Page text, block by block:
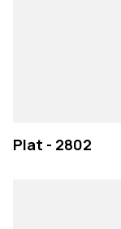
Plat - 2802